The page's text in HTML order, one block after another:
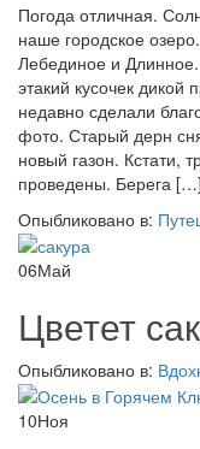
Погода отличная.
наше городское
Лебединое и
этакий кусочек дикой
недавно сделали
фото. Старый дерн
новый газон. Кстати,
проведены. Берега […]
Опыбликовано в:
06Май
Цветет
Опыбликовано в:
10Ноя